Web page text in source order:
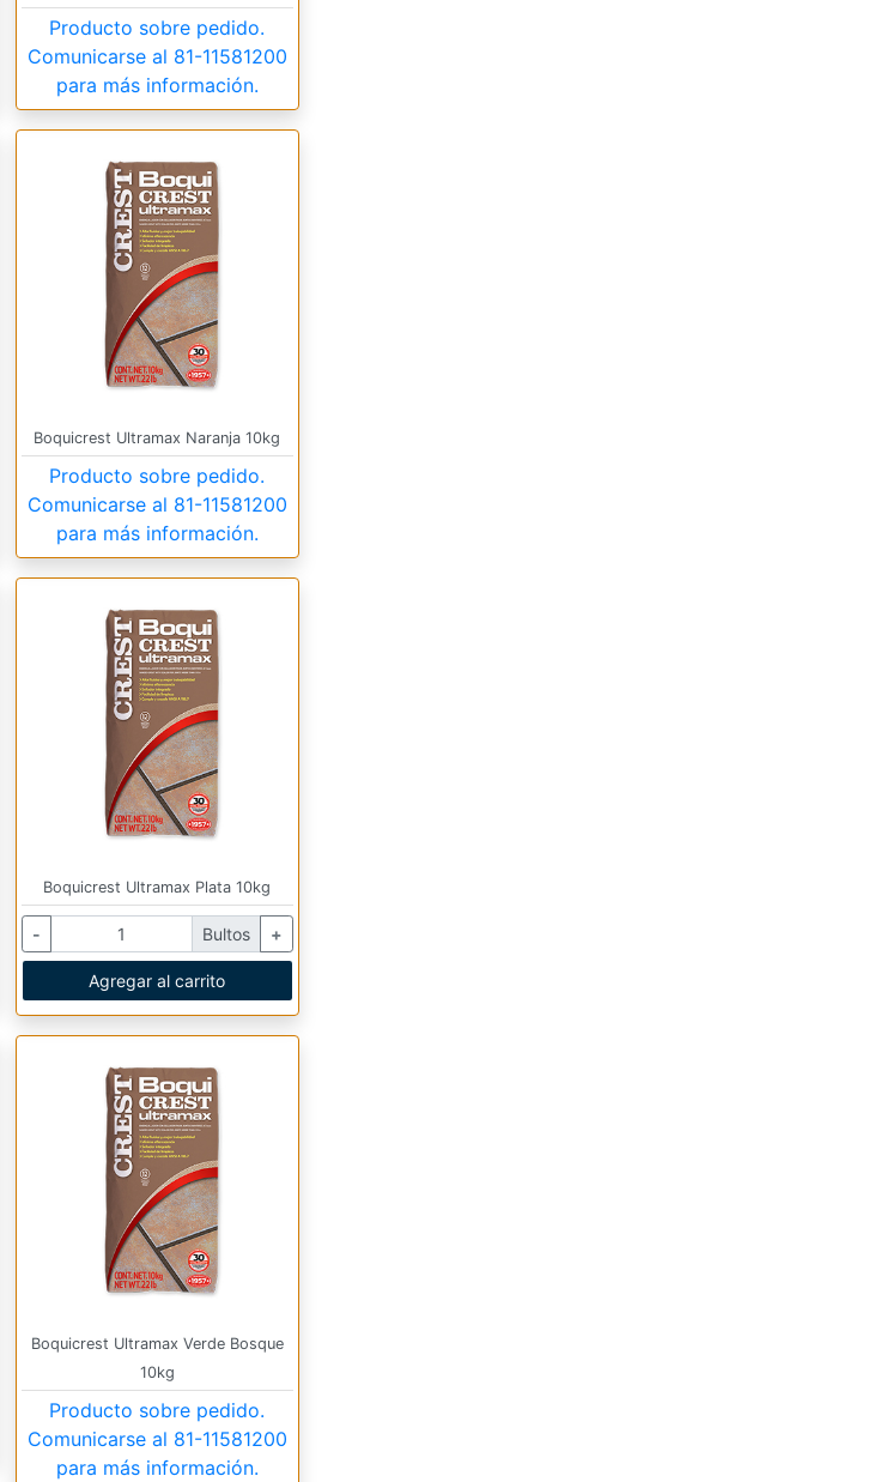
Producto sobre pedido.
Comunicarse al 81-11581200
para más información.
Boquicrest Ultramax Naranja 10kg
Producto sobre pedido.
Comunicarse al 81-11581200
para más información.
Boquicrest Ultramax Plata 10kg
- Bultos +
Agregar al carrito
Boquicrest Ultramax Verde Bosque
10kg
Producto sobre pedido.
Comunicarse al 81-11581200
para más información.